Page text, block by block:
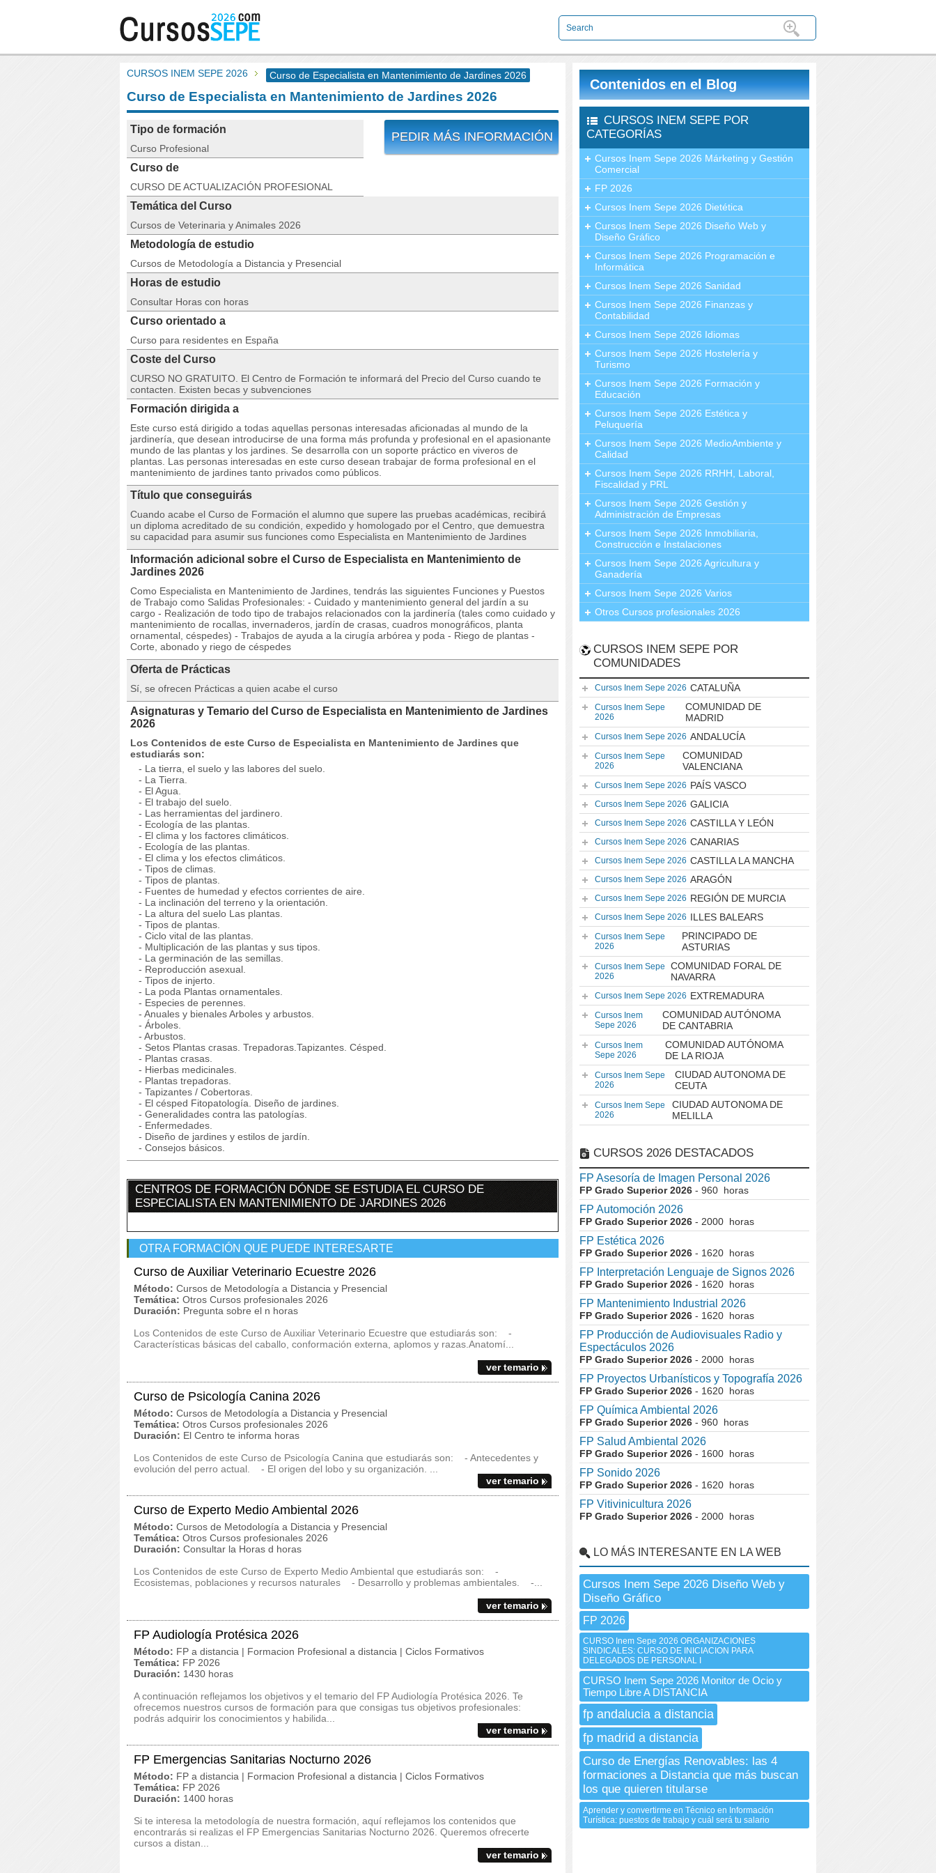
CURSOS INEM SEPE 2026 Curso de Especialista en Mantenimiento de Jardines 2026
Curso de Especialista en Mantenimiento de Jardines 2026
PEDIR MÁS INFORMACIÓN
Tipo de formación
Curso Profesional
Curso de
CURSO DE ACTUALIZACIÓN PROFESIONAL
Temática del Curso
Cursos de Veterinaria y Animales 2026
Metodología de estudio
Cursos de Metodología a Distancia y Presencial
Horas de estudio
Consultar Horas con horas
Curso orientado a
Curso para residentes en España
Coste del Curso
CURSO NO GRATUITO. El Centro de Formación te informará del Precio del Curso cuando te
contacten. Existen becas y subvenciones
Formación dirigida a
Este curso está dirigido a todas aquellas personas interesadas aficionadas al mundo de la
jardinería, que desean introducirse de una forma más profunda y profesional en el apasionante
mundo de las plantas y los jardines. Se desarrolla con un soporte práctico en viveros de
plantas. Las personas interesadas en este curso desean trabajar de forma profesional en el
mantenimiento de jardines tanto privados como públicos.
Título que conseguirás
Cuando acabe el Curso de Formación el alumno que supere las pruebas académicas, recibirá
un diploma acreditado de su condición, expedido y homologado por el Centro, que demuestra
su capacidad para asumir sus funciones como Especialista en Mantenimiento de Jardines
Información adicional sobre el Curso de Especialista en Mantenimiento de
Jardines 2026
Como Especialista en Mantenimiento de Jardines, tendrás las siguientes Funciones y Puestos
de Trabajo como Salidas Profesionales: - Cuidado y mantenimiento general del jardín a su
cargo - Realización de todo tipo de trabajos relacionados con la jardinería (tales como cuidado y
mantenimiento de rocallas, invernaderos, jardín de crasas, cuadros monográficos, planta
ornamental, céspedes) - Trabajos de ayuda a la cirugía arbórea y poda - Riego de plantas -
Corte, abonado y riego de céspedes
Oferta de Prácticas
Sí, se ofrecen Prácticas a quien acabe el curso
Asignaturas y Temario del Curso de Especialista en Mantenimiento de Jardines
2026
Los Contenidos de este Curso de Especialista en Mantenimiento de Jardines que
estudiarás son:
- La tierra, el suelo y las labores del suelo.
- La Tierra.
- El Agua.
- El trabajo del suelo.
- Las herramientas del jardinero.
- Ecología de las plantas.
- El clima y los factores climáticos.
- Ecología de las plantas.
- El clima y los efectos climáticos.
- Tipos de climas.
- Tipos de plantas.
- Fuentes de humedad y efectos corrientes de aire.
- La inclinación del terreno y la orientación.
- La altura del suelo Las plantas.
- Tipos de plantas.
- Ciclo vital de las plantas.
- Multiplicación de las plantas y sus tipos.
- La germinación de las semillas.
- Reproducción asexual.
- Tipos de injerto.
- La poda Plantas ornamentales.
- Especies de perennes.
- Anuales y bienales Arboles y arbustos.
- Árboles.
- Arbustos.
- Setos Plantas crasas. Trepadoras.Tapizantes. Césped.
- Plantas crasas.
- Hierbas medicinales.
- Plantas trepadoras.
- Tapizantes / Cobertoras.
- El césped Fitopatología. Diseño de jardines.
- Generalidades contra las patologías.
- Enfermedades.
- Diseño de jardines y estilos de jardín.
- Consejos básicos.
CENTROS DE FORMACIÓN DÓNDE SE ESTUDIA EL CURSO DE
ESPECIALISTA EN MANTENIMIENTO DE JARDINES 2026
OTRA FORMACIÓN QUE PUEDE INTERESARTE
Curso de Auxiliar Veterinario Ecuestre 2026
Método: Cursos de Metodología a Distancia y Presencial
Temática: Otros Cursos profesionales 2026
Duración: Pregunta sobre el n horas
Los Contenidos de este Curso de Auxiliar Veterinario Ecuestre que estudiarás son: -
Características básicas del caballo, conformación externa, aplomos y razas.Anatomí...
ver temario
Curso de Psicología Canina 2026
Método: Cursos de Metodología a Distancia y Presencial
Temática: Otros Cursos profesionales 2026
Duración: El Centro te informa horas
Los Contenidos de este Curso de Psicología Canina que estudiarás son: - Antecedentes y
evolución del perro actual. - El origen del lobo y su organización. ...
ver temario
Curso de Experto Medio Ambiental 2026
Método: Cursos de Metodología a Distancia y Presencial
Temática: Otros Cursos profesionales 2026
Duración: Consultar la Horas d horas
Los Contenidos de este Curso de Experto Medio Ambiental que estudiarás son: -
Ecosistemas, poblaciones y recursos naturales - Desarrollo y problemas ambientales. -...
ver temario
FP Audiología Protésica 2026
Método: FP a distancia | Formacion Profesional a distancia | Ciclos Formativos
Temática: FP 2026
Duración: 1430 horas
A continuación reflejamos los objetivos y el temario del FP Audiología Protésica 2026. Te
ofrecemos nuestros cursos de formación para que consigas tus objetivos profesionales:
podrás adquirir los conocimientos y habilida...
ver temario
FP Emergencias Sanitarias Nocturno 2026
Método: FP a distancia | Formacion Profesional a distancia | Ciclos Formativos
Temática: FP 2026
Duración: 1400 horas
Si te interesa la metodología de nuestra formación, aquí reflejamos los contenidos que
encontrarás si realizas el FP Emergencias Sanitarias Nocturno 2026. Queremos ofrecerte
cursos a distan...
ver temario
Contenidos en el Blog
CURSOS INEM SEPE POR
CATEGORÍAS
Cursos Inem Sepe 2026 Márketing y Gestión
Comercial
FP 2026
Cursos Inem Sepe 2026 Dietética
Cursos Inem Sepe 2026 Diseño Web y
Diseño Gráfico
Cursos Inem Sepe 2026 Programación e
Informática
Cursos Inem Sepe 2026 Sanidad
Cursos Inem Sepe 2026 Finanzas y
Contabilidad
Cursos Inem Sepe 2026 Idiomas
Cursos Inem Sepe 2026 Hostelería y
Turismo
Cursos Inem Sepe 2026 Formación y
Educación
Cursos Inem Sepe 2026 Estética y
Peluquería
Cursos Inem Sepe 2026 MedioAmbiente y
Calidad
Cursos Inem Sepe 2026 RRHH, Laboral,
Fiscalidad y PRL
Cursos Inem Sepe 2026 Gestión y
Administración de Empresas
Cursos Inem Sepe 2026 Inmobiliaria,
Construcción e Instalaciones
Cursos Inem Sepe 2026 Agricultura y
Ganadería
Cursos Inem Sepe 2026 Varios
Otros Cursos profesionales 2026
CURSOS INEM SEPE POR
COMUNIDADES
Cursos Inem Sepe 2026 CATALUÑA
Cursos Inem Sepe
2026
COMUNIDAD DE
MADRID
Cursos Inem Sepe 2026 ANDALUCÍA
Cursos Inem Sepe
2026
COMUNIDAD
VALENCIANA
Cursos Inem Sepe 2026 PAÍS VASCO
Cursos Inem Sepe 2026 GALICIA
Cursos Inem Sepe 2026 CASTILLA Y LEÓN
Cursos Inem Sepe 2026 CANARIAS
Cursos Inem Sepe 2026 CASTILLA LA MANCHA
Cursos Inem Sepe 2026 ARAGÓN
Cursos Inem Sepe 2026 REGIÓN DE MURCIA
Cursos Inem Sepe 2026 ILLES BALEARS
Cursos Inem Sepe
2026
PRINCIPADO DE
ASTURIAS
Cursos Inem Sepe
2026
COMUNIDAD FORAL DE
NAVARRA
Cursos Inem Sepe 2026 EXTREMADURA
Cursos Inem
Sepe 2026
COMUNIDAD AUTÓNOMA
DE CANTABRIA
Cursos Inem
Sepe 2026
COMUNIDAD AUTÓNOMA
DE LA RIOJA
Cursos Inem Sepe
2026
CIUDAD AUTONOMA DE
CEUTA
Cursos Inem Sepe
2026
CIUDAD AUTONOMA DE
MELILLA
CURSOS 2026 DESTACADOS
FP Asesoría de Imagen Personal 2026
FP Grado Superior 2026 - 960 horas
FP Automoción 2026
FP Grado Superior 2026 - 2000 horas
FP Estética 2026
FP Grado Superior 2026 - 1620 horas
FP Interpretación Lenguaje de Signos 2026
FP Grado Superior 2026 - 1620 horas
FP Mantenimiento Industrial 2026
FP Grado Superior 2026 - 1620 horas
FP Producción de Audiovisuales Radio y
Espectáculos 2026
FP Grado Superior 2026 - 2000 horas
FP Proyectos Urbanísticos y Topografía 2026
FP Grado Superior 2026 - 1620 horas
FP Química Ambiental 2026
FP Grado Superior 2026 - 960 horas
FP Salud Ambiental 2026
FP Grado Superior 2026 - 1600 horas
FP Sonido 2026
FP Grado Superior 2026 - 1620 horas
FP Vitivinicultura 2026
FP Grado Superior 2026 - 2000 horas
LO MÁS INTERESANTE EN LA WEB
Cursos Inem Sepe 2026 Diseño Web y
Diseño Gráfico
FP 2026
CURSO Inem Sepe 2026 ORGANIZACIONES
SINDICALES: CURSO DE INICIACION PARA
DELEGADOS DE PERSONAL I
CURSO Inem Sepe 2026 Monitor de Ocio y
Tiempo Libre A DISTANCIA
fp andalucia a distancia
fp madrid a distancia
Curso de Energías Renovables: las 4
formaciones a Distancia que más buscan
los que quieren titularse
Aprender y convertirme en Técnico en Información
Turística: puestos de trabajo y cuál será tu salario